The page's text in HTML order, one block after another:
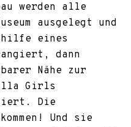
werden alle
ausgelegt und
eines
dann
Nähe zur
Girls
Die
Und sie